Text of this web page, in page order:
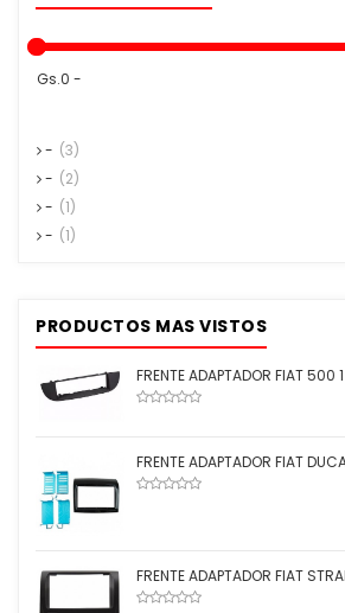
Gs.0 -
- (3)
- (2)
- (1)
- (1)
PRODUCTOS MAS VISTOS
FRENTE ADAPTADOR FIAT 500
FRENTE ADAPTADOR FIAT
FRENTE ADAPTADOR FIAT